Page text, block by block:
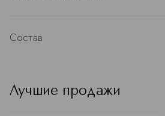
Чтобы усилить интенсивность
Состав
GLYCOL , ETHYLHEXYLGLYCERIN ,
ROOT EXTRACT , AQUA (WATER) ,
Лучшие продажи